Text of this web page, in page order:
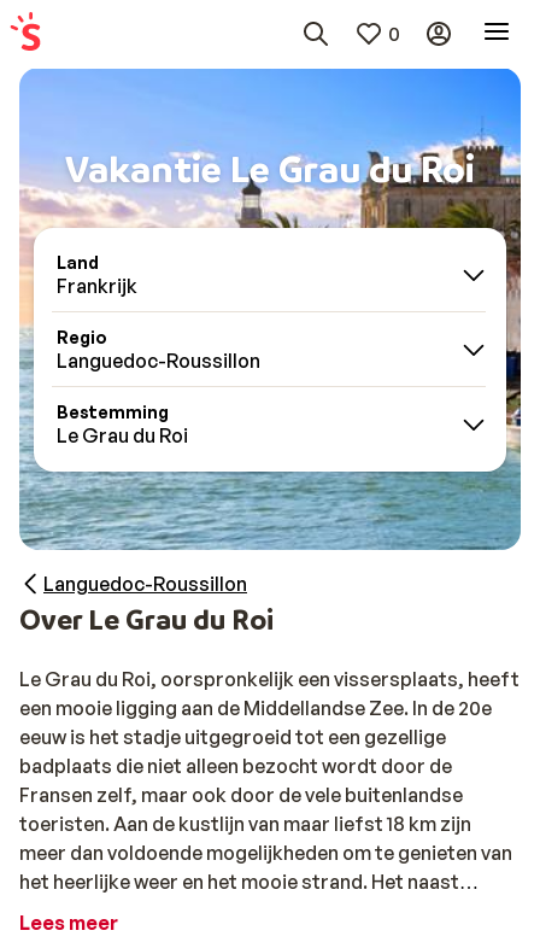
0
Vakantie Le Grau du Roi
Land
Frankrijk
Regio
Languedoc-Roussillon
Bestemming
Le Grau du Roi
Languedoc-Roussillon
Over Le Grau du Roi
Le Grau du Roi, oorspronkelijk een vissersplaats, heeft
een mooie ligging aan de Middellandse Zee. In de 20e
eeuw is het stadje uitgegroeid tot een gezellige
badplaats die niet alleen bezocht wordt door de
Fransen zelf, maar ook door de vele buitenlandse
toeristen. Aan de kustlijn van maar liefst 18 km zijn
meer dan voldoende mogelijkheden om te genieten van
het heerlijke weer en het mooie strand. Het naast
gelegen Port-Camargue is de belangrijkste jachthaven
Lees meer